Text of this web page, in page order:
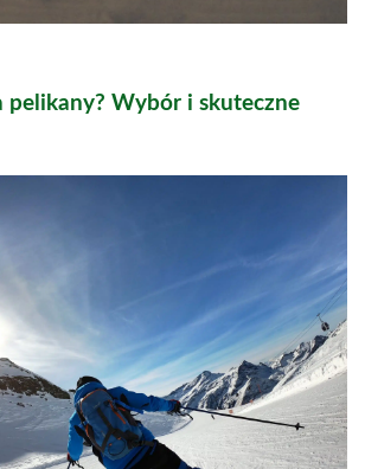
pelikany? Wybór i skuteczne